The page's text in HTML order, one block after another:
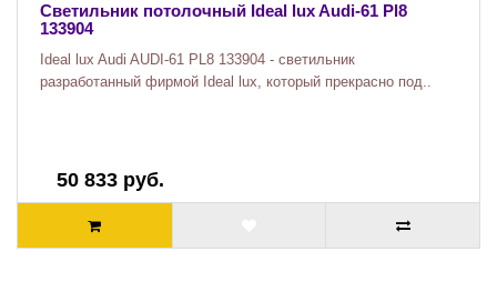
Светильник потолочный Ideal lux Audi-61 Pl8
133904
Ideal lux Audi AUDI-61 PL8 133904 - светильник
разработанный фирмой Ideal lux, который прекрасно под..
50 833 руб.